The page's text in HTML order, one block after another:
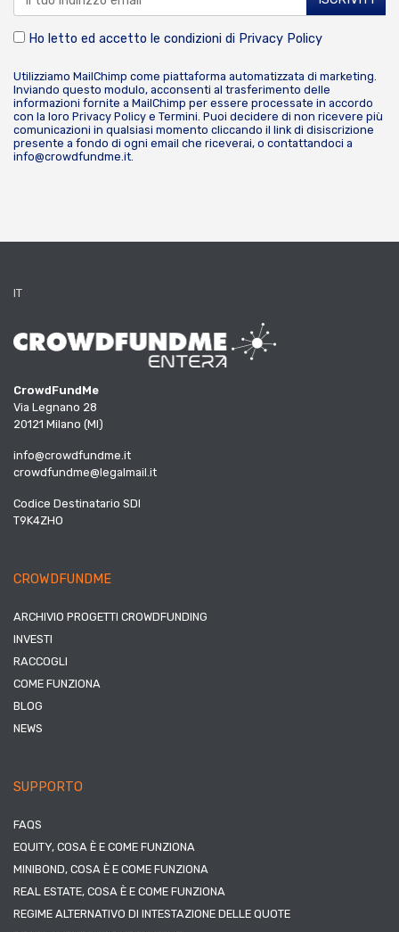
Ho letto ed accetto le condizioni di Privacy Policy
Utilizziamo MailChimp come piattaforma automatizzata di marketing.
Inviando questo modulo, acconsenti al trasferimento delle
informazioni fornite a MailChimp per essere processate in accordo
con la loro Privacy Policy e Termini. Puoi decidere di non ricevere più
comunicazioni in qualsiasi momento cliccando il link di disiscrizione
presente a fondo di ogni email che riceverai, o contattandoci a
info@crowdfundme.it.
IT
CrowdFundMe
Via Legnano 28
20121 Milano (MI)
info@crowdfundme.it
crowdfundme@legalmail.it
Codice Destinatario SDI
T9K4ZHO
CROWDFUNDME
ARCHIVIO PROGETTI CROWDFUNDING
INVESTI
RACCOGLI
COME FUNZIONA
BLOG
NEWS
SUPPORTO
FAQS
EQUITY, COSA È E COME FUNZIONA
MINIBOND, COSA È E COME FUNZIONA
REAL ESTATE, COSA È E COME FUNZIONA
REGIME ALTERNATIVO DI INTESTAZIONE DELLE QUOTE